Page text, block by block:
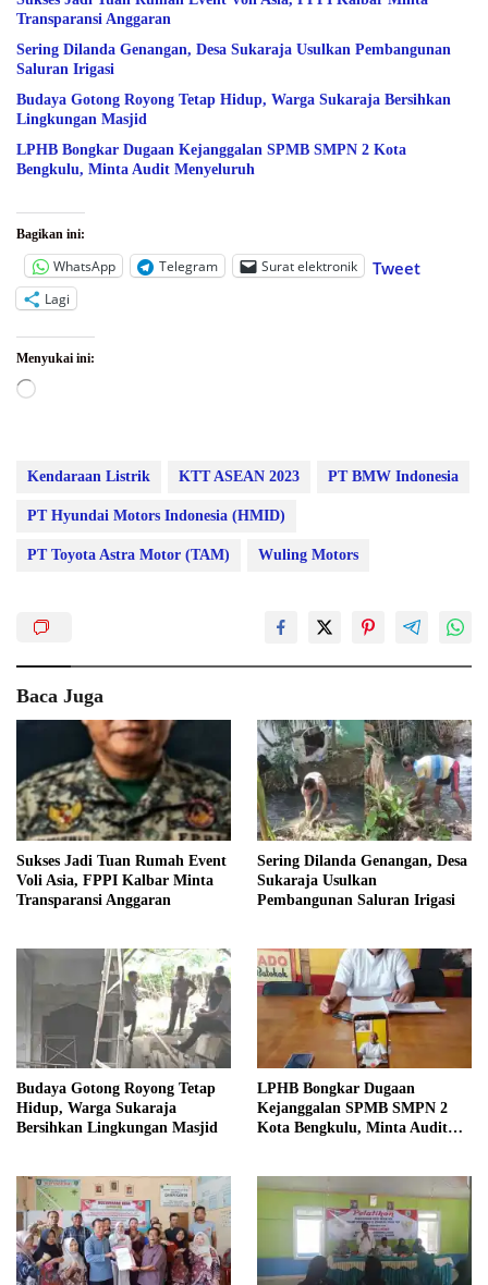
Transparansi Anggaran
Sering Dilanda Genangan, Desa Sukaraja Usulkan Pembangunan
Saluran Irigasi
Budaya Gotong Royong Tetap Hidup, Warga Sukaraja Bersihkan
Lingkungan Masjid
LPHB Bongkar Dugaan Kejanggalan SPMB SMPN 2 Kota
Bengkulu, Minta Audit Menyeluruh
Bagikan ini:
WhatsApp Telegram Surat elektronik Tweet
Lagi
Menyukai ini:
Memuat...
Kendaraan Listrik KTT ASEAN 2023 PT BMW Indonesia
PT Hyundai Motors Indonesia (HMID)
PT Toyota Astra Motor (TAM) Wuling Motors
Baca Juga
Sukses Jadi Tuan Rumah Event
Voli Asia, FPPI Kalbar Minta
Transparansi Anggaran
Sering Dilanda Genangan, Desa
Sukaraja Usulkan
Pembangunan Saluran Irigasi
Budaya Gotong Royong Tetap
Hidup, Warga Sukaraja
Bersihkan Lingkungan Masjid
LPHB Bongkar Dugaan
Kejanggalan SPMB SMPN 2
Kota Bengkulu, Minta Audit